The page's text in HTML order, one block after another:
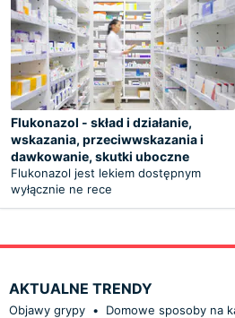
Flukonazol - skład i działanie,
wskazania, przeciwwskazania i
dawkowanie, skutki uboczne
Flukonazol jest lekiem dostępnym
wyłącznie ne rece
AKTUALNE TRENDY
Objawy grypy • Domowe sposoby na